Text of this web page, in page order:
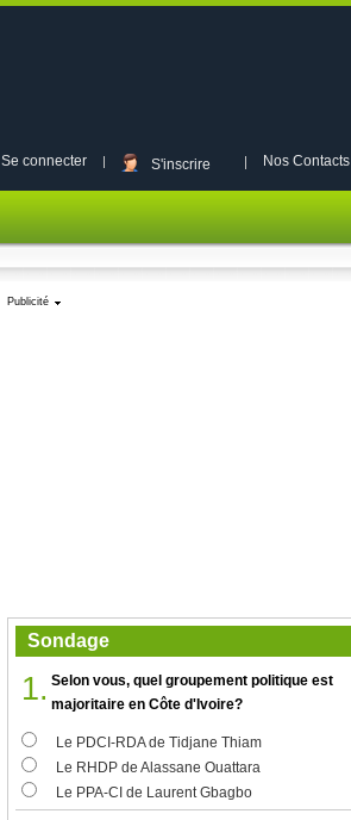
Se connecter S'inscrire Nos Contacts
Publicité
Sondage
Selon vous, quel groupement politique est
majoritaire en Côte d'Ivoire?
1.
Le PDCI-RDA de Tidjane Thiam
Le RHDP de Alassane Ouattara
Le PPA-CI de Laurent Gbagbo